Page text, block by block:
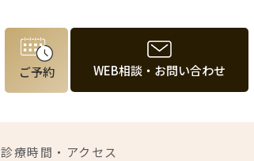
ご予約 WEB相談・お問い合わせ
診療時間・アクセス